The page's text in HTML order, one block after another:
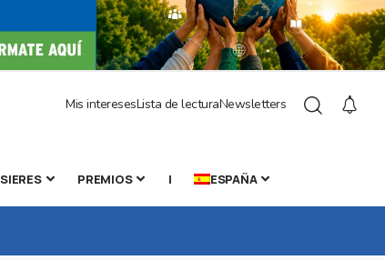
Mis interesesLista de lecturaNewsletters
PREMIOS | ESPAÑA